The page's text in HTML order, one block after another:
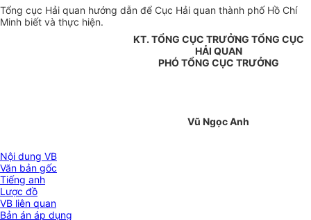
Tổng cục Hải quan hướng dẫn để Cục Hải quan thành phố Hồ Chí
Minh biết và thực hiện.
KT. TỔNG CỤC TRƯỞNG TỔNG CỤC
HẢI QUAN
PHÓ TỔNG CỤC TRƯỞNG
Vũ Ngọc Anh
Nội dung VB
Văn bản gốc
Tiếng anh
Lược đồ
VB liên quan
Bản án áp dụng